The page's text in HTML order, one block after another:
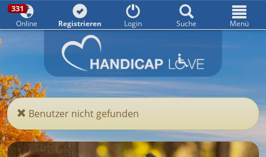
Benutzer nicht gefunden
331 gerade online
331
Online Registrieren Login Suche Menü